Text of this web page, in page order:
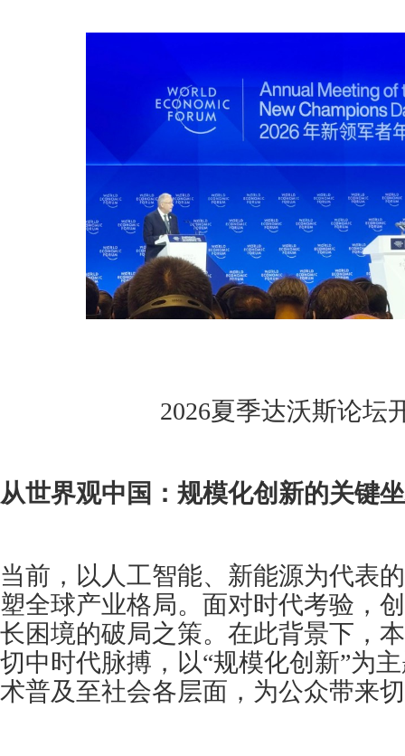
2026夏季达沃斯论坛
从世界观中国：规模化创新的关键
当前，以人工智能、新能源为代表
塑全球产业格局。面对时代考验，
长困境的破局之策。在此背景下，
切中时代脉搏，以“规模化创新”为
术普及至社会各层面，为公众带来